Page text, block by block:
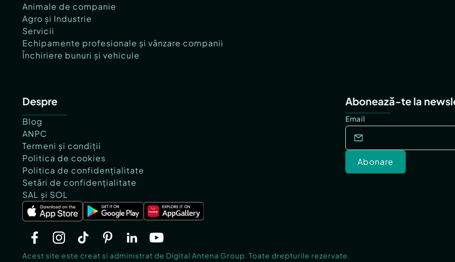
Animale de companie
Agro și Industrie
Servicii
Echipamente profesionale și vânzare companii
Închiriere bunuri și vehicule
Despre
Blog
ANPC
Termeni și condiții
Politica de cookies
Politica de confidențialitate
Setări de confidențialitate
SAL și SOL
Abonează-te la
Email
Abonare
Acest site este creat si administrat de Digital Antena Group. Toate drepturile rezervate.